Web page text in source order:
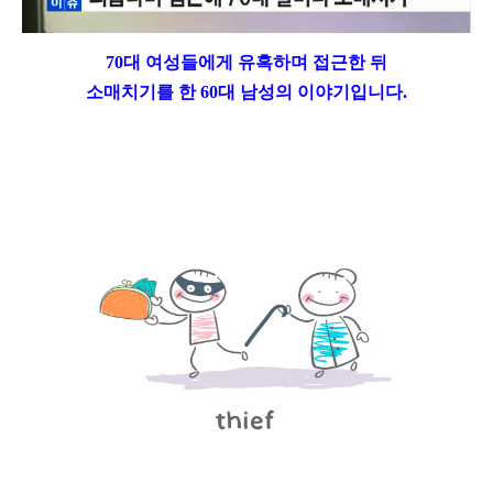
70대 여성들에게 유혹하며 접근한 뒤
소매치기를 한 60대 남성의 이야기입니다.